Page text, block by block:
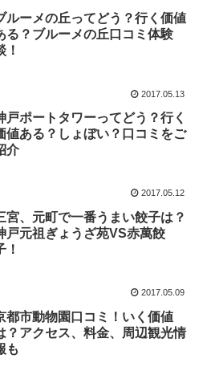
ルーメの丘ってどう？行く価値
る？ブルーメの丘口コミ体験
！
2017.05.13
戸ポートタワーってどう？行く
値ある？しょぼい？口コミをご
介
2017.05.12
宮、元町で一番うまい餃子は？
戸元祖ぎょうざ苑VS赤萬餃
！
2017.05.09
都市動物園口コミ！いく価値
？アクセス、料金、周辺観光情
も